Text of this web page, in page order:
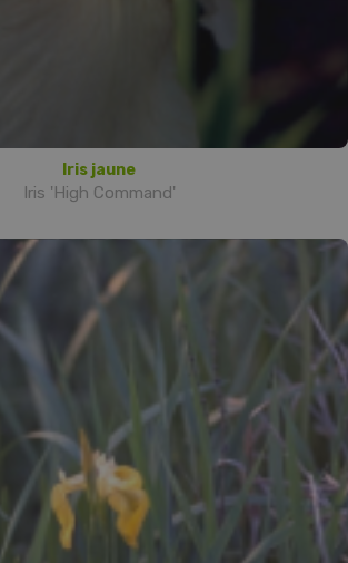
Iris jaune
Iris 'High Command'